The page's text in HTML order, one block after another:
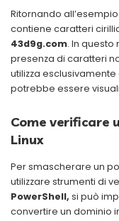
Ritornando
contiene caratteri
43d9g.com. In
presenza di caratteri
utilizza
potrebbe essere
Come verificare
Linux
Per smascherare un
utilizzare strumenti di
PowerShell, si può
convertire un dominio